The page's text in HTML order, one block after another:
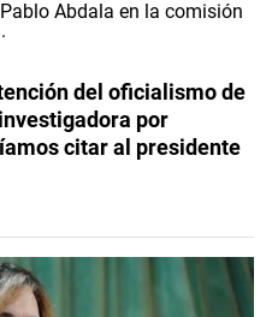
del oficialismo de
por
citar al presidente